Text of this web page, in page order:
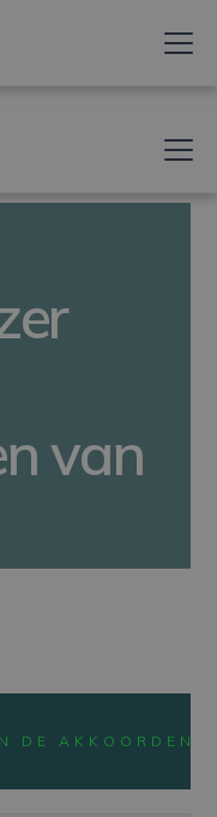
van
DE AKKOORDEN